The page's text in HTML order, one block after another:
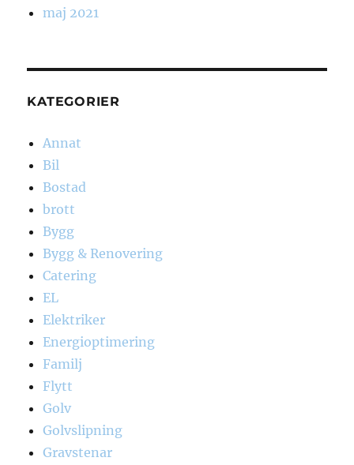
maj 2021
KATEGORIER
Annat
Bil
Bostad
brott
Bygg
Bygg & Renovering
Catering
EL
Elektriker
Energioptimering
Familj
Flytt
Golv
Golvslipning
Gravstenar